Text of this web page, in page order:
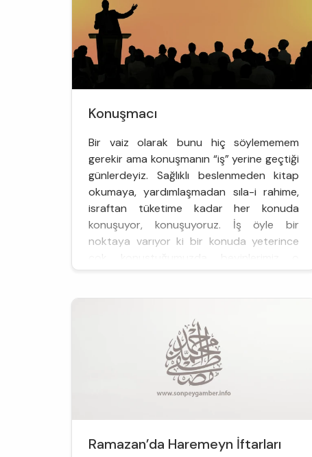
ilgilendi...
Konuşmacı
Bir vaiz olarak bunu hiç söylememem
gerekir ama konuşmanın “iş” yerine geçtiği
günlerdeyiz. Sağlıklı beslenmeden kitap
okumaya, yardımlaşmadan sıla-i rahime,
israftan tüketime kadar her konuda
konuşuyor, konuşuyoruz. İş öyle bir
noktaya varıyor ki bir konuda yeterince
konuda yapmamız gerekeni yapmışız gibi
Ramazan’da Haremeyn İftarları